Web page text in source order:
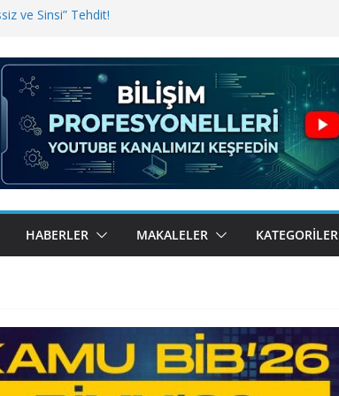
ve Sinsi” Tehdit!
Bugün BulutTahsilat’ta
Kemal Oral Tüm Sorularımızı
HABERLER MAKALELER KATEGORILER